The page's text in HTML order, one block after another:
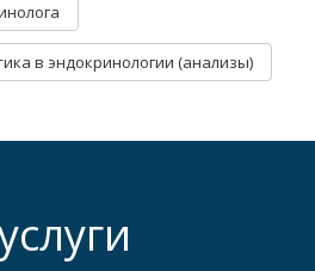
в эндокринологии (анализы)